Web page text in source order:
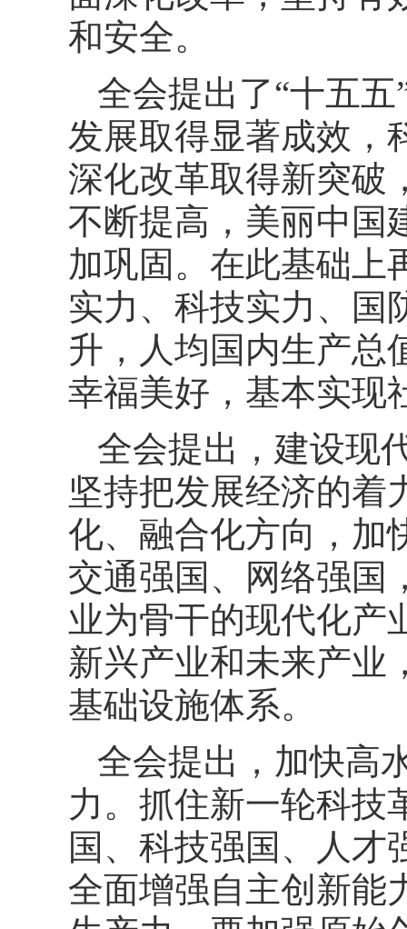
和安全。
全会提出了“十五
发展取得显著成效，
深化改革取得新突破
不断提高，美丽中国
加巩固。在此基础上
实力、科技实力、国
升，人均国内生产总
幸福美好，基本实现
全会提出，建设现
坚持把发展经济的着
化、融合化方向，加
交通强国、网络强国
业为骨干的现代化产
新兴产业和未来产业
基础设施体系。
全会提出，加快高
力。抓住新一轮科技
国、科技强国、人才
全面增强自主创新能